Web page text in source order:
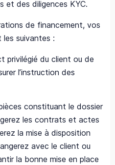
et des diligences KYC.
de financement, vos
les suivantes :
privilégié du client ou de
l’instruction des
constituant le dossier
les contrats et actes
la mise à disposition
avec le client ou
la bonne mise en place